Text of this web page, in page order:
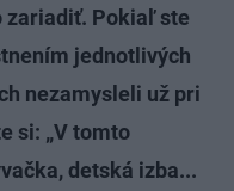
zariadiť. Pokiaľ ste
jednotlivých
nezamysleli už pri
si: „V tomto
detská izba...